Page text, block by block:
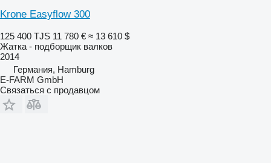
Krone Easyflow 300
125 400 TJS 11 780 € ≈ 13 610 $
Жатка - подборщик валков
2014
Германия, Hamburg
E-FARM GmbH
Связаться с продавцом